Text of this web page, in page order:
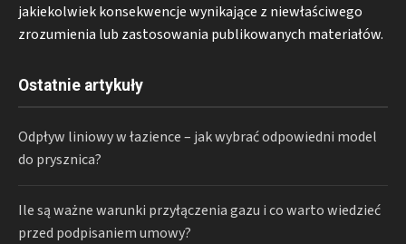
jakiekolwiek konsekwencje wynikające z niewłaściwego
zrozumienia lub zastosowania publikowanych materiałów.
Ostatnie artykuły
Odpływ liniowy w łazience – jak wybrać odpowiedni model
do prysznica?
Ile są ważne warunki przyłączenia gazu i co warto wiedzieć
przed podpisaniem umowy?